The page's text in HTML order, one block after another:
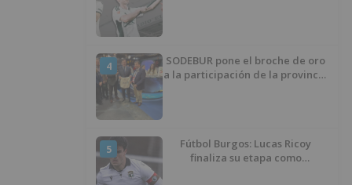
4
SODEBUR pone el broche de oro
a la participación de la provincia
5
Fútbol Burgos: Lucas Ricoy
finaliza su etapa como